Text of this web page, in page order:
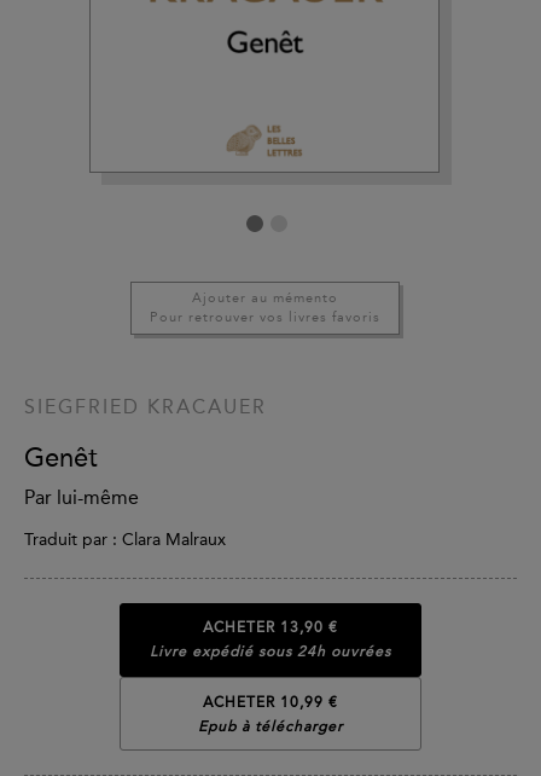
Ajouter au mémento
Pour retrouver vos livres favoris
SIEGFRIED KRACAUER
Genêt
Par lui-même
Traduit par : Clara Malraux
ACHETER 13,90 €
Livre expédié sous 24h ouvrées
ACHETER 10,99 €
Epub à télécharger